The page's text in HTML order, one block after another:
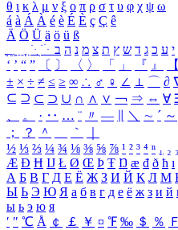
θ ι κ λ μ ν ξ ο π ρ σ τ υ φ χ ψ ω
á à Á À é è É È ç Ç ê
Ä Ö Ü ä ö ü ß
ִֶֹ ֻּ ׁׂ י ע כ ג ד ש ץ ת צ מ נ ה ב
‘ ’ “ ” 〔 〕 〈 〉 「 」 『 』 【
± × ÷ ≠ ≤ ≥ ∞ ∴ ♂ ♀ ∠ ⊥ ⌒ ∂
⊆ ⊇ ⊂ ⊃ ∪ ∩ ∧ ∨ ￢ ⇒ ⇔ ∀
、
。 · ‥ … ¨ 〃 ― ＼ ∼ ´ ～
；
？ ＾ ｀
½ ⅓ ⅔ ¼ ¾ ⅛ ⅜ ⅝ ⅞ ¹ ² ³ ⁴ ⁿ ₁ ₂ ₃
Æ Ð Ħ Ĳ Ł Ø Œ Þ Ŧ Ŋ æ đ ð ħ ı
А Б В Г Д Е Ё Ж З И Й К Л М
Ы Ь Э Ю Я а б в г д е ё ж з и й
ы ь э ю я
′ ″ ℃ Å ￠ ￡ ￥ ¤ ℉ ‰ ＄ ％ Ｆ